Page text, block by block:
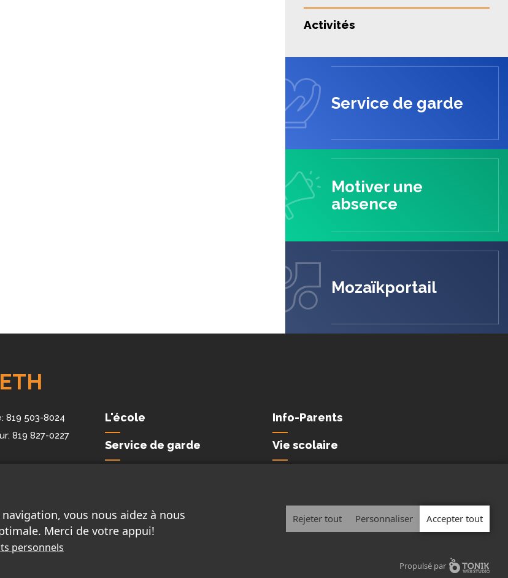
Activités
Service de garde
Motiver une
absence
Mozaïkportail
819 503-8024
819 827-0227
L'école Info-Parents
Service de garde Vie scolaire
renseignements personnels
vous nous aidez à nous
Merci de votre appui!
personnels
Rejeter tout Personnaliser Accepter tout
Propulsé par